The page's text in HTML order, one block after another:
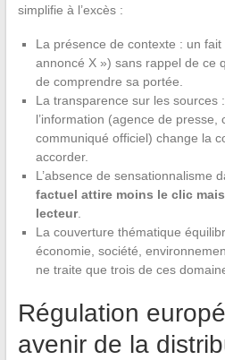
simplifie à l’excès :
La présence de contexte : un
annoncé X ») sans rappel de ce
de comprendre sa portée.
La transparence sur les sources
l’information (agence de presse,
communiqué officiel) change la
accorder.
L’absence de sensationnalisme
factuel attire moins le clic
lecteur.
La couverture thématique
économie, société,
ne traite que trois de ces
Régulation
avenir de la